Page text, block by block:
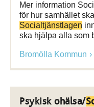
Mer information
för hur samhället
Socialtjänstlagen
ska hjälpa alla som
Bromölla Kommun
Psykisk ohälsa/